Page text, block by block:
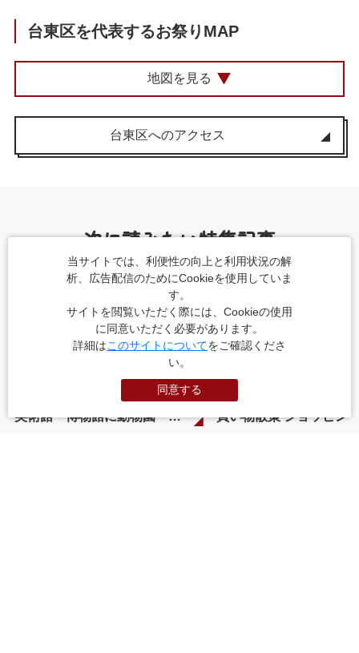
台東区を代表するお祭りMAP
地図を見る
台東区へのアクセス
次に読みたい特集記事
美術館・博物館に動物園 アメ横でも有名な「上野・御徒町」
当サイトでは、利便性の向上と利用状況の解
析、広告配信のためにCookieを使用していま
す。
サイトを閲覧いただく際には、Cookieの使用
に同意いただく必要があります。
詳細はこのサイトについてをご確認くださ
い。
同意する